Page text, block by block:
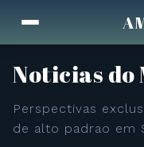
Noticias do
Perspectivas
de alto padrao em